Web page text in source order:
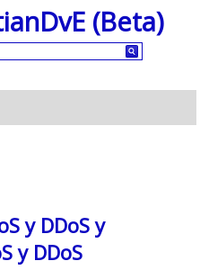
(Beta)
y DDoS y
y DDoS